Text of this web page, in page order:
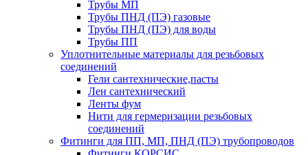
Трубы МП
Трубы ПНД (ПЭ) газовые
Трубы ПНД (ПЭ) для воды
Трубы ПП
Уплотнительные материалы для резьбовых
соединений
Гели сантехнические,пасты
Лен сантехнический
Ленты фум
Нити для гермеризации резьбовых
соединений
Фитинги для ПП, МП, ПНД (ПЭ) трубопроводов